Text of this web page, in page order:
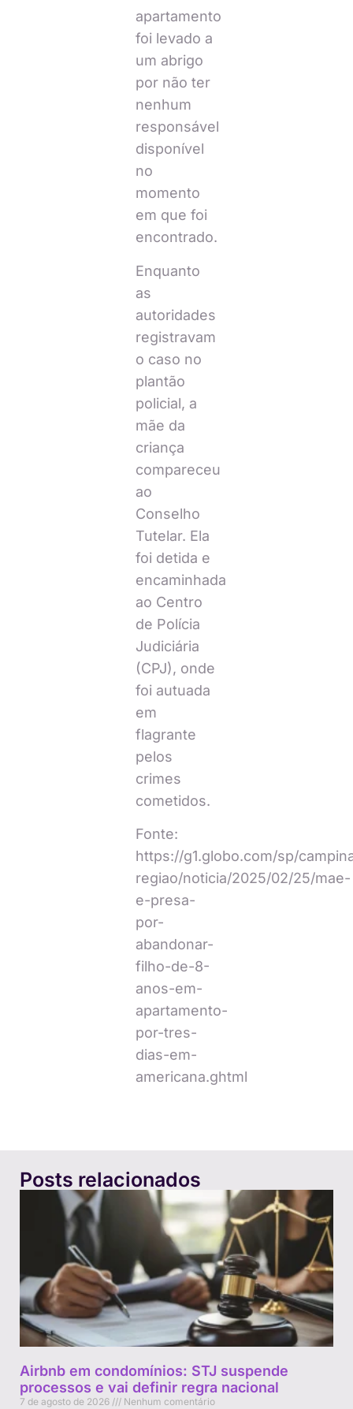
apartamento
foi levado a
um abrigo
por não ter
nenhum
responsável
disponível
no
momento
em que foi
encontrado.
Enquanto
as
autoridades
registravam
o caso no
plantão
policial, a
mãe da
criança
compareceu
ao
Conselho
Tutelar. Ela
foi detida e
encaminhada
ao Centro
de Polícia
Judiciária
(CPJ), onde
foi autuada
em
flagrante
pelos
crimes
cometidos.
Fonte:
https://g1.globo.com/sp/
regiao/noticia/2025/02/25/mae-
e-presa-
por-
abandonar-
filho-de-8-
anos-em-
apartamento-
por-tres-
dias-em-
americana.ghtml
Posts relacionados
Airbnb em condomínios: STJ suspende
processos e vai definir regra nacional
7 de agosto de 2026 Nenhum comentário